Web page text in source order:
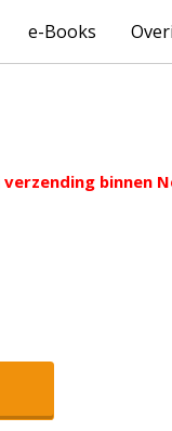
e-Books
binnen